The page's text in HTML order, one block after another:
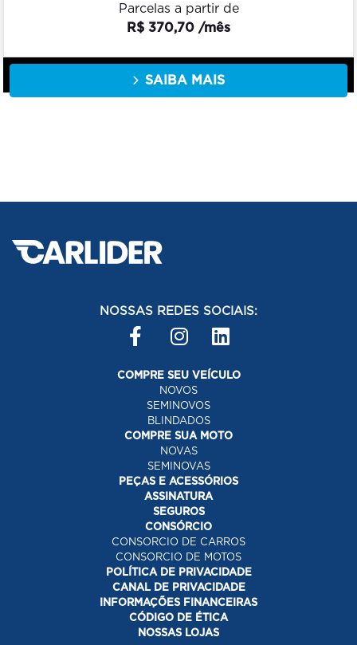
Parcelas a partir de
R$ 370,70 /mês
SAIBA MAIS
NOSSAS REDES SOCIAIS:
COMPRE SEU VEÍCULO
NOVOS
SEMINOVOS
BLINDADOS
COMPRE SUA MOTO
NOVAS
SEMINOVAS
PEÇAS E ACESSÓRIOS
ASSINATURA
SEGUROS
CONSÓRCIO
CONSORCIO DE CARROS
CONSORCIO DE MOTOS
POLÍTICA DE PRIVACIDADE
CANAL DE PRIVACIDADE
INFORMAÇÕES FINANCEIRAS
CÓDIGO DE ÉTICA
NOSSAS LOJAS